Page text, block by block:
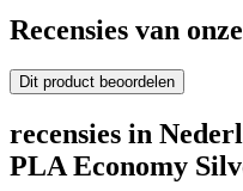
Recensies van
Dit product beoordelen
recensies in
PLA Economy